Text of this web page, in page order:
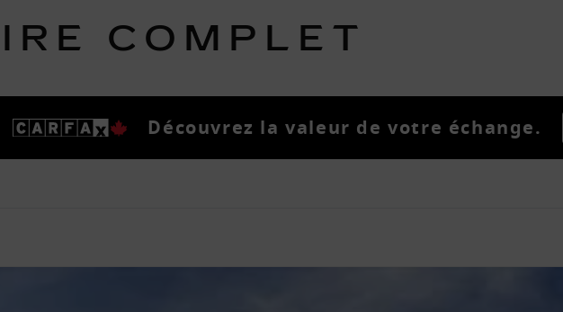
COMPLET
Découvrez la valeur de votre échange.